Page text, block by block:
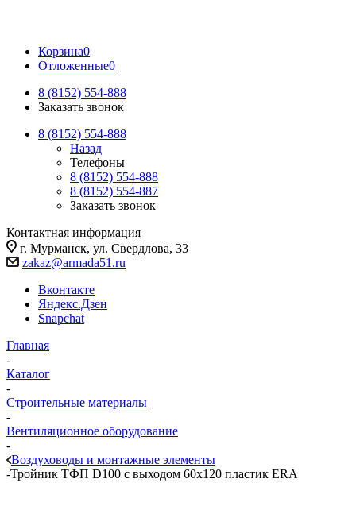
Корзина0
Отложенные0
8 (8152) 554-888
Заказать звонок
8 (8152) 554-888
Назад
Телефоны
8 (8152) 554-888
8 (8152) 554-887
Заказать звонок
Контактная информация
г. Мурманск, ул. Свердлова, 33
zakaz@armada51.ru
Вконтакте
Яндекс.Дзен
Snapchat
Главная
-
Каталог
-
Строительные материалы
-
Вентиляционное оборудование
-
Воздуховоды и монтажные элементы
-Тройник ТФП D100 с выходом 60х120 пластик ERA